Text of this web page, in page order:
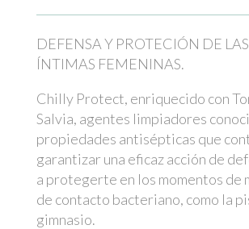
DEFENSA Y PROTECIÓN DE
ÍNTIMAS FEMENINAS.
Chilly Protect, enriquecido con
Salvia, agentes limpiadores
propiedades antisépticas que
garantizar una eficaz acción de
a protegerte en los momentos de
de contacto bacteriano, como la
gimnasio.